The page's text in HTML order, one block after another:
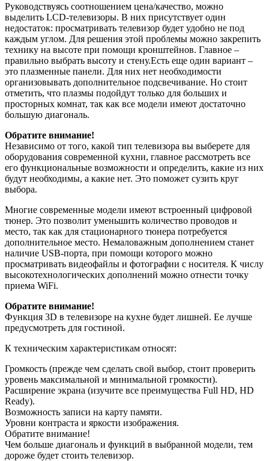
Руководствуясь соотношением цена/качество, можно
выделить LCD-телевизоры. В них присутствует один
недостаток: просматривать телевизор будет удобно не под
каждым углом. Для решения этой проблемы можно закрепить
технику на высоте при помощи кронштейнов. Главное –
правильно выбрать высоту и стену.Есть еще один вариант –
это плазменные панели. Для них нет необходимости
организовывать дополнительное подсвечивание. Но стоит
отметить, что плазмы подойдут только для больших и
просторных комнат, так как все модели имеют достаточно
большую диагональ.
Обратите внимание!
Независимо от того, какой тип телевизора вы выберете для
оборудования современной кухни, главное рассмотреть все
его функциональные возможности и определить, какие из них
будут необходимы, а какие нет. Это поможет сузить круг
выбора.
Многие современные модели имеют встроенный цифровой
тюнер. Это позволит уменьшить количество проводов и
место, так как для стационарного тюнера потребуется
дополнительное место. Немаловажным дополнением станет
наличие USB-порта, при помощи которого можно
просматривать видеофайлы и фотографии с носителя. К числу
высокотехнологических дополнений можно отнести точку
приема WiFi.
Обратите внимание!
Функция 3D в телевизоре на кухне будет лишней. Ее лучше
предусмотреть для гостиной.
К техническим характеристикам относят:
Громкость (прежде чем сделать свой выбор, стоит проверить
уровень максимальной и минимальной громкости).
Расширение экрана (изучите все преимущества Full HD, HD
Ready).
Возможность записи на карту памяти.
Уровни контраста и яркости изображения.
Обратите внимание!
Чем больше диагональ и функций в выбранной модели, тем
дороже будет стоить телевизор.